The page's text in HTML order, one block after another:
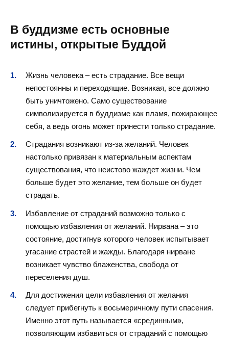
В буддизме есть основные
истины, открытые Буддой
Жизнь человека – есть страдание. Все вещи
непостоянны и переходящие. Возникая, все должно
быть уничтожено. Само существование
символизируется в буддизме как пламя, пожирающее
себя, а ведь огонь может принести только страдание.
Страдания возникают из-за желаний. Человек
настолько привязан к материальным аспектам
существования, что неистово жаждет жизни. Чем
больше будет это желание, тем больше он будет
страдать.
Избавление от страданий возможно только с
помощью избавления от желаний. Нирвана – это
состояние, достигнув которого человек испытывает
угасание страстей и жажды. Благодаря нирване
возникает чувство блаженства, свобода от
переселения душ.
Для достижения цели избавления от желания
следует прибегнуть к восьмеричному пути спасения.
Именно этот путь называется «срединным»,
позволяющим избавиться от страданий с помощью